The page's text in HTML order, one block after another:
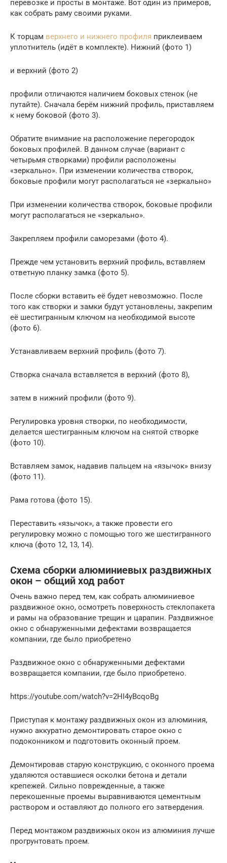
перевозке и просты в монтаже. Вот один из примеров,
как собрать раму своими руками.
К торцам верхнего и нижнего профиля приклеиваем
уплотнитель (идёт в комплекте). Нижний (фото 1)
и верхний (фото 2)
профили отличаются наличием боковых стенок (не
путайте). Сначала берём нижний профиль, приставляем
к нему боковой (фото 3).
Обратите внимание на расположение перегородок
боковых профилей. В данном случае (вариант с
четырьмя створками) профили расположены
«зеркально». При изменении количества створок,
боковые профили могут располагаться не «зеркально»
При изменении количества створок, боковые профили
могут располагаться не «зеркально».
Закрепляем профили саморезами (фото 4).
Прежде чем установить верхний профиль, вставляем
ответную планку замка (фото 5).
После сборки вставить её будет невозможно. После
того как створки и замки будут установлены, закрепим
её шестигранным ключом на необходимой высоте
(фото 6).
Устанавливаем верхний профиль (фото 7).
Створка сначала вставляется в верхний (фото 8),
затем в нижний профили (фото 9).
Регулировка уровня створки, по необходимости,
делается шестигранным ключом на снятой створке
(фото 10).
Вставляем замок, надавив пальцем на «язычок» внизу
(фото 11).
Рама готова (фото 15).
Переставить «язычок», а также провести его
регулировку можно с помощью того же шестигранного
ключа (фото 12, 13, 14).
Схема сборки алюминиевых раздвижных
окон – общий ход работ
Очень важно перед тем, как собрать алюминиевое
раздвижное окно, осмотреть поверхность стеклопакета
и рамы на образование трещин и царапин. Раздвижное
окно с обнаруженными дефектами возвращается
компании, где было приобретено
Раздвижное окно с обнаруженными дефектами
возвращается компании, где было приобретено.
https://youtube.com/watch?v=2HI4yBcqoBg
Приступая к монтажу раздвижных окон из алюминия,
нужно аккуратно демонтировать старое окно с
подоконником и подготовить оконный проем.
Демонтировав старую конструкцию, с оконного проема
удаляются оставшиеся осколки бетона и детали
крепежей. Сильно поврежденные, а также
перекошенные проемы выравниваются цементным
раствором и оставляют до полного его затвердения.
Перед монтажом раздвижных окон из алюминия лучше
прогрунтовать проем.